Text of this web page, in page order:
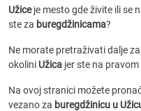
Užiceje mesto gde živite ili se
ste za buregdžinicama?
Ne morate pretraživati dalje za
okolini Užica jer ste na
Na ovoj stranici možete
vezano za buregdžinicu u